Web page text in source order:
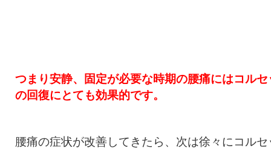
つまり安静、固定が必要な時期の腰痛にはコル
の回復にとても効果的です。
腰痛の症状が改善してきたら、次は徐々にコル